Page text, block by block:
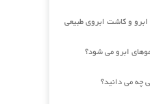
و کاشت ابروی طبیعی
ابرو می شود؟
چه می دانید؟